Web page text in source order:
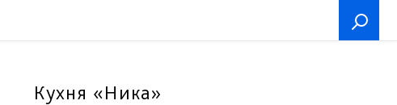
Кухня «Ника»